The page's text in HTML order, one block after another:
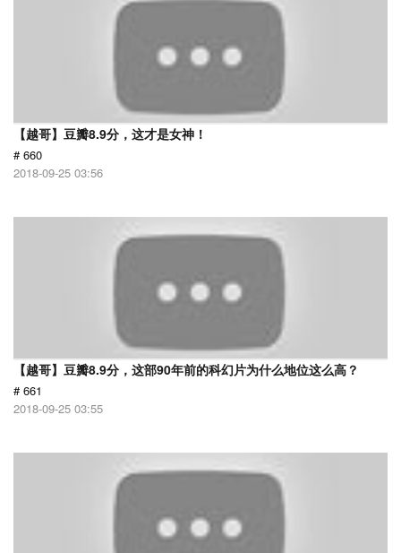
【越哥】豆瓣8.9分，这才是女神！
# 660
2018-09-25 03:56
【越哥】豆瓣8.9分，这部90年前的科幻片为什么地位这么高？
# 661
2018-09-25 03:55